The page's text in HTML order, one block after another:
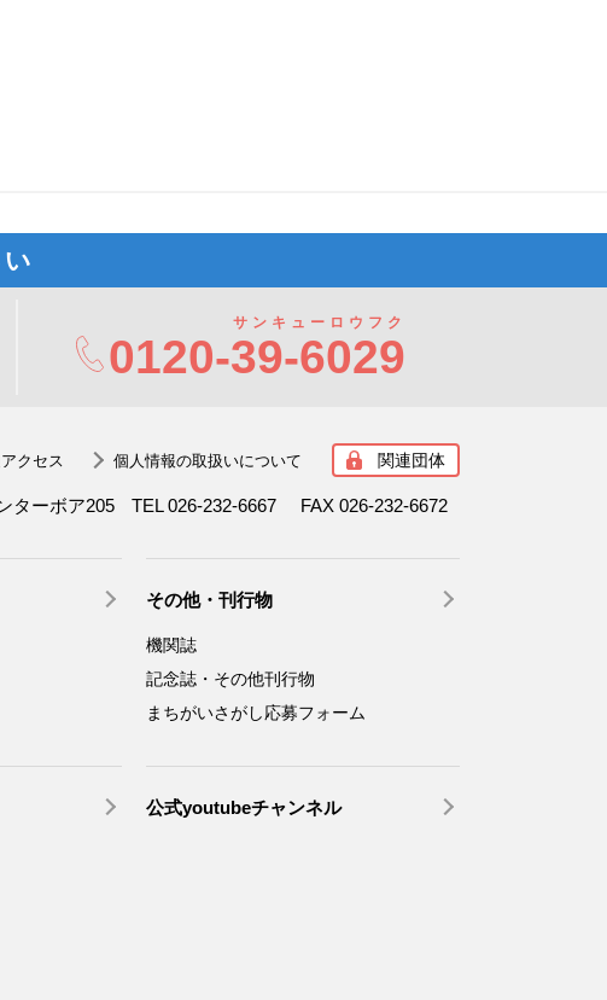
0120-39-6029
サンキューロウフク
クセス 個人情報の取扱いについて 関連団体
ターボア205 TEL 026-232-6667 FAX 026-232-6672
その他・刊行物
機関誌
記念誌・その他刊行物
まちがいさがし応募フォーム
公式youtubeチャンネル